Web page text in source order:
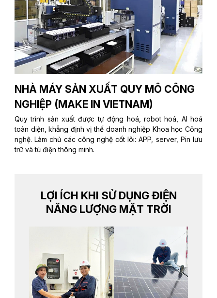
NHÀ MÁY SẢN XUẤT QUY MÔ CÔNG
NGHIỆP (MAKE IN VIETNAM)
Quy trình sản xuất được tự động hoá, robot hoá, AI hoá
toàn diện, khẳng định vị thế doanh nghiệp Khoa học Công
nghệ. Làm chủ các công nghệ cốt lõi: APP, server, Pin lưu
trữ và tủ điện thông minh.
LỢI ÍCH KHI SỬ DỤNG ĐIỆN
NĂNG LƯỢNG MẶT TRỜI